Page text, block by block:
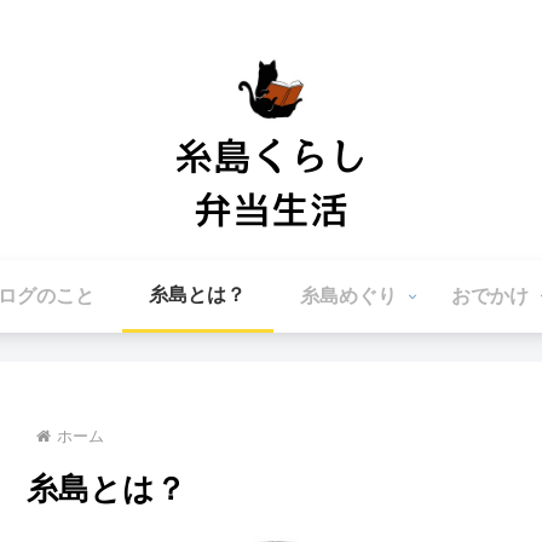
グのこと 糸島とは？ 糸島めぐり おでかけ
ホーム
糸島とは？